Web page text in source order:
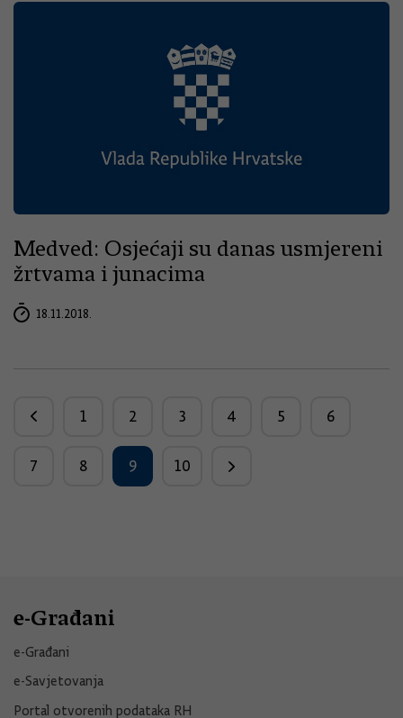
Medved: Osjećaji su danas usmjereni
žrtvama i junacima
18.11.2018.
1 2 3 4 5 6
7 8 9 10
e-Građani
e-Građani
e-Savjetovanja
Portal otvorenih podataka RH